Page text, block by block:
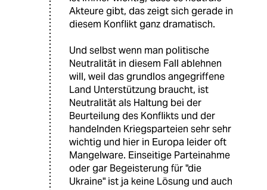
Akteure gibt, das zeigt sich gerade in
diesem Konflikt ganz dramatisch.
Und selbst wenn man politische
Neutralität in diesem Fall ablehnen
will, weil das grundlos angegriffene
Land Unterstützung braucht, ist
Neutralität als Haltung bei der
Beurteilung des Konflikts und der
handelnden Kriegsparteien sehr sehr
wichtig und hier in Europa leider oft
Mangelware. Einseitige Parteinahme
oder gar Begeisterung für "die
Ukraine" ist ja keine Lösung und auch